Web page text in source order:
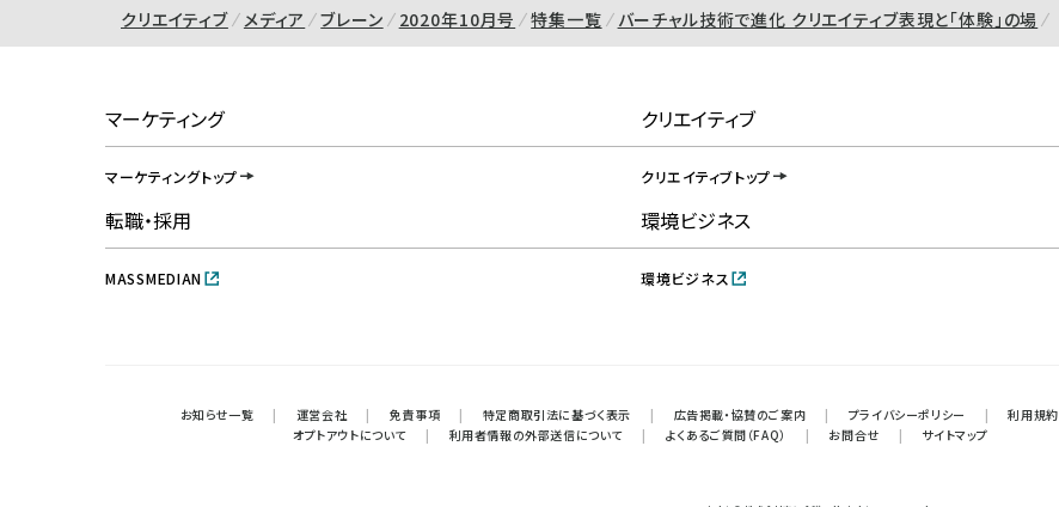
クリエイティブ メディア ブレーン 2020年10月号 特集一覧 バーチャル技術で進化 クリエイティブ表現と「体験」の場
マーケティング
マーケティングトップ
クリエイティブ
クリエイティブトップ
転職・採用
MASSMEDIAN
環境ビジネス
環境ビジネス
お知らせ一覧 | 運営会社 | 免責事項 | 特定商取引法に基づく表示 | 広告掲載・協賛のご案内 | プライバシーポリシー | 利用規約
オプトアウトについて
| 利用者情報の外部送信について | よくあるご質問（FAQ） | お問合せ | サイトマップ